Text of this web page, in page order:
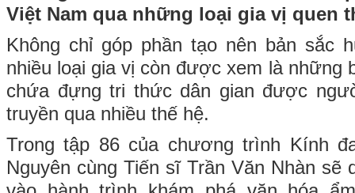
Việt Nam qua những loại gia vị quen
Không chỉ góp phần tạo nên bản sắc
nhiều loại gia vị còn được xem là những
chứa đựng tri thức dân gian được
truyền qua nhiều thế hệ.
Trong tập 86 của chương trình Kính
Nguyên cùng Tiến sĩ Trần Văn Nhàn sẽ